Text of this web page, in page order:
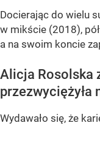
Docierając do wielu
w mikście (2018),
a na swoim koncie
Alicja Rosolska
przezwyciężyła
Wydawało się, że